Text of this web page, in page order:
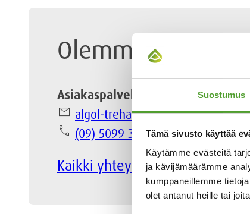
Suostumus
Tämä sivusto käyttää
Käytämme evästeitä
ja kävijämäärämme
kumppaneillemme
olet antanut heille tai
Olemme apunasi
Asiakaspalvelu
email algol-trehab@algol.fi
phone (09) 5099 331
Kaikki yhteystiedot